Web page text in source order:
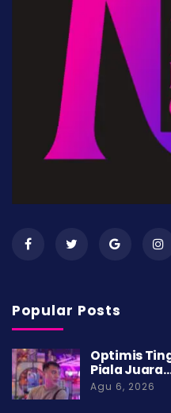
Popular Posts
Optimis
Piala
Agu 6, 2026